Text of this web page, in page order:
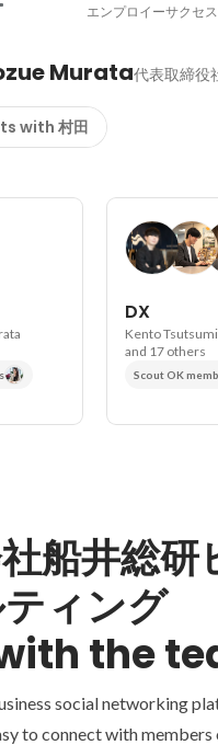
Murata代表取締役
with 村田
DX
Kento Tsutsumi
and 17 others
Scout OK
船井総
ィング
the
social networking
to connect with members